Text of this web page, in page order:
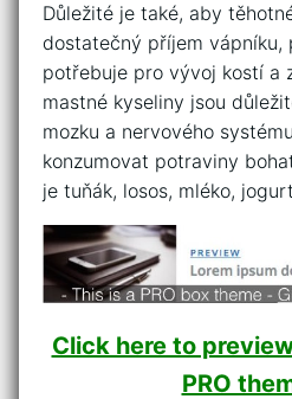
Důležité je také,⁣ aby
dostatečný⁣ příjem vápníku,
potřebuje pro ⁢vývoj ⁤kostí ​a
⁢mastné kyseliny ‍jsou‌
mozku a‍ nervového
⁤konzumovat potraviny
je tuňák, losos, mléko,
Click here to
PRO